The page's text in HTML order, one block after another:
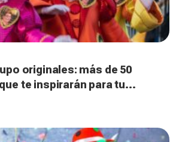
originales: más de 50
te inspirarán para tu